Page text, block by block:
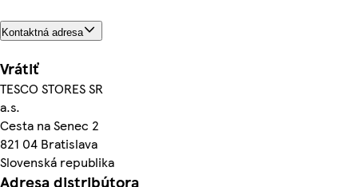
Kontaktná adresa
Vrátiť
TESCO STORES SR
a.s.
Cesta na Senec 2
821 04 Bratislava
Slovenská republika
Adresa distribútora